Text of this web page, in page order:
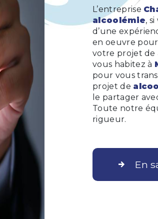
L’entreprise
alcoolémie,
d’une
en oeuvre pour
votre projet de
vous habitez à
pour vous
projet de
le partager
Toute notre
rigueur.
En